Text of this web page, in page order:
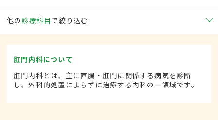
他の 診療科目で絞り込む
肛門内科について
肛門内科とは、主に直腸・肛門に関係する病気を診断
し、外科的処置によらずに治療する内科の一領域です。